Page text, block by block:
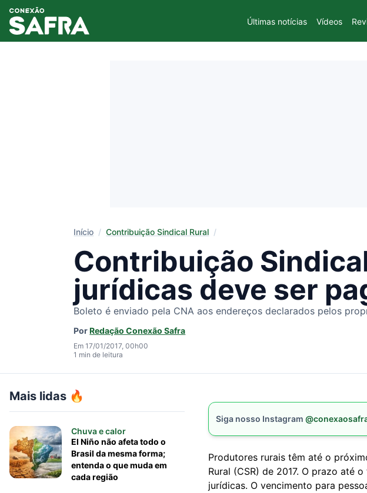
Últimas notícias Vídeos
Início /Contribuição Sindical Rural /
Contribuição
jurídicas deve ser
Boleto é enviado pela CNA aos endereços declarados pelos
PorRedação Conexão Safra
Em 17/01/2017, 00h00
1 min de leitura
Mais lidas 🔥
Chuva e calor
El Niño não afeta todo o
Brasil da mesma forma;
entenda o que muda em
cada região
Siga nosso Instagram
Produtores rurais têm até o
Rural (CSR) de 2017. O prazo até
jurídicas. O vencimento para